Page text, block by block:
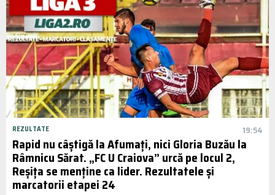
REZULTATE 19:54
Rapid nu câștigă la Afumați, nici Gloria Buzău la
Râmnicu Sărat. „FC U Craiova” urcă pe locul 2,
Reșița se menține ca lider. Rezultatele și
marcatorii etapei 24